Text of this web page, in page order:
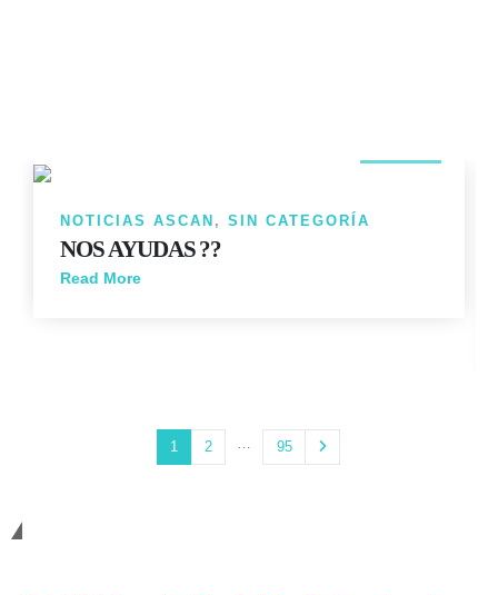
NOTICIAS ASCAN , SIN CATEGORÍA
NOS AYUDAS ??
Read More
1 2 … 95